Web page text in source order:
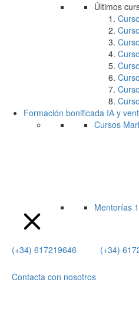
Últimos
Formación bonificada IA y
Cursos
Mentorías
(+34) 617219646 (+34)
Contacta con nosotros